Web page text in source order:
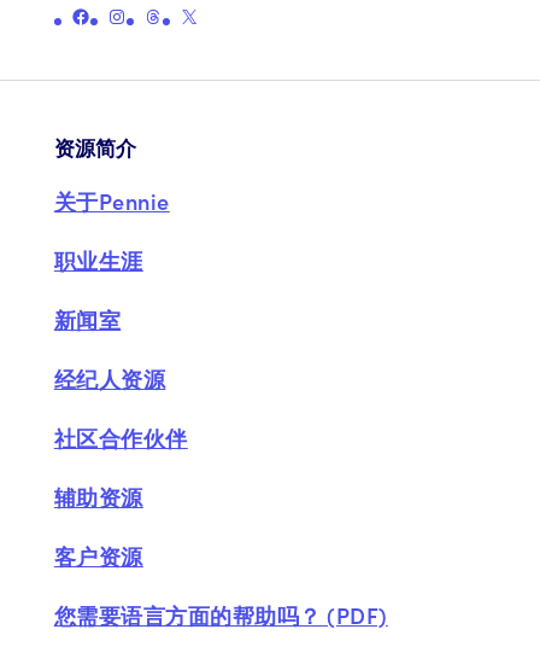
链接至彭尼的官方 Facebook 页面 链接至 Pennie 的官方 Instagram 页面 链接至 Pennie 的官方主题页面 链接至彭尼的官方 X（原 Twitter）页面
资源简介
关于Pennie
职业生涯
新闻室
经纪人资源
社区合作伙伴
辅助资源
客户资源
您需要语言方面的帮助吗？ (PDF)